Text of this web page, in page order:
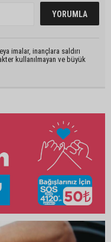
imalar, inançlara saldırı
kullanılmayan ve büyük